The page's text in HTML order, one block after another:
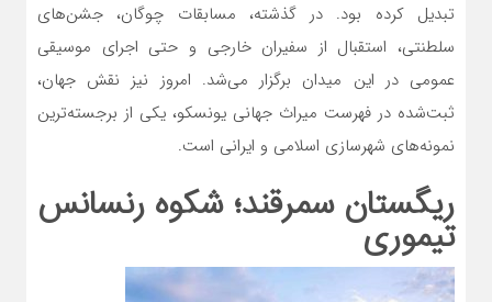
تبدیل کرده بود. در گذشته، مسابقات چوگان، جشن‌های
سلطنتی، استقبال از سفیران خارجی و حتی اجرای موسیقی
عمومی در این میدان برگزار می‌شد. امروز نیز نقش جهان،
ثبت‌شده در فهرست میراث جهانی یونسکو، یکی از برجسته‌ترین
نمونه‌های شهرسازی اسلامی و ایرانی است.
ریگستان سمرقند؛ شکوه رنسانس
تیموری